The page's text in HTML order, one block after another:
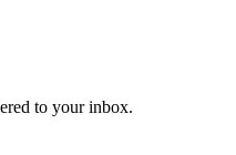
to your inbox.